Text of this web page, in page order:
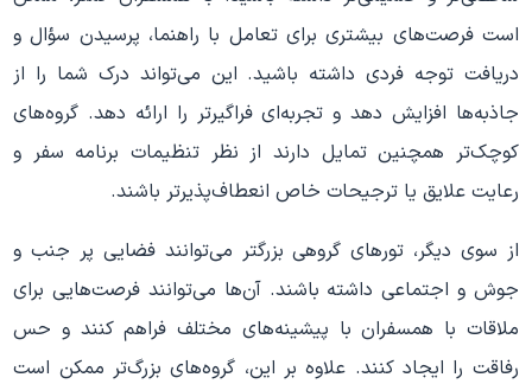
است فرصت‌های بیشتری برای تعامل با راهنما، پرسیدن سؤال و
دریافت توجه فردی داشته باشید. این می‌تواند درک شما را از
جاذبه‌ها افزایش دهد و تجربه‌ای فراگیرتر را ارائه دهد. گروه‌های
کوچک‌تر همچنین تمایل دارند از نظر تنظیمات برنامه سفر و
رعایت علایق یا ترجیحات خاص انعطاف‌پذیرتر باشند.
از سوی دیگر، تورهای گروهی بزرگتر می‌توانند فضایی پر جنب و
جوش و اجتماعی داشته باشند. آن‌ها می‌توانند فرصت‌هایی برای
ملاقات با همسفران با پیشینه‌های مختلف فراهم کنند و حس
رفاقت را ایجاد کنند. علاوه بر این، گروه‌های بزرگ‌تر ممکن است